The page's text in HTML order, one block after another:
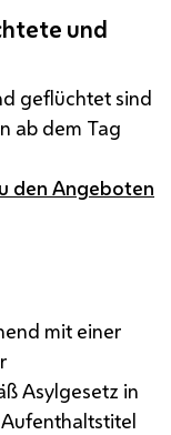
und
geflüchtet sind
ab dem Tag
den Angeboten
mit einer
Asylgesetz in